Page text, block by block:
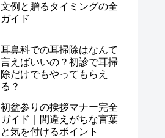
文例と贈るタイミングの全
ガイド
耳鼻科での耳掃除はなんて
言えばいいの？初診で耳掃
除だけでもやってもらえ
る？
初盆参りの挨拶マナー完全
ガイド｜間違えがちな言葉
と気を付けるポイント